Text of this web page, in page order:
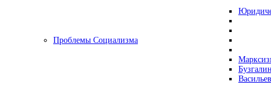
Проблемы Социализма